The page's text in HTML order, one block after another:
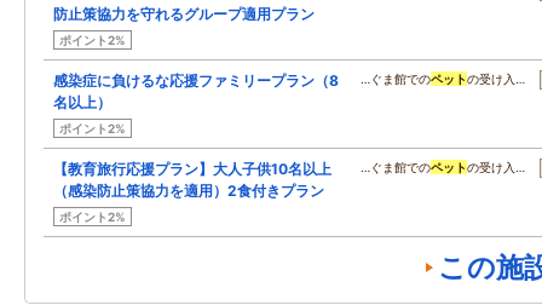
防止策協力を守れるグループ適用プラン
ポイント2%
感染症に負けるな応援ファミリープラン（8
名以上）
ポイント2%
…ぐま館でのペットの受け入…
【教育旅行応援プラン】大人子供10名以上
（感染防止策協力を適用）2食付きプラン
ポイント2%
…ぐま館でのペットの受け入…
この施